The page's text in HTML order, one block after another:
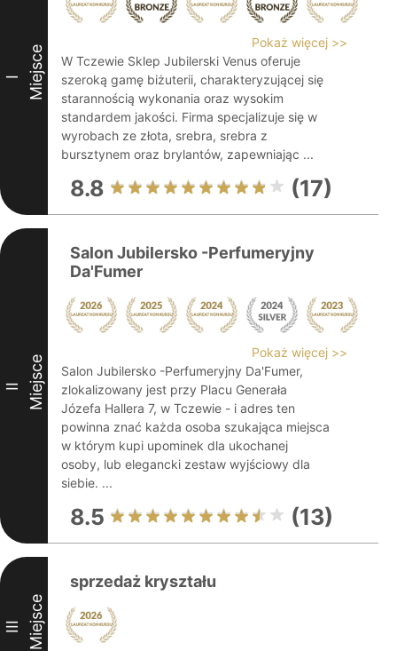
I Miejsce
Pokaż więcej >>
W Tczewie Sklep Jubilerski Venus oferuje
szeroką gamę biżuterii, charakteryzującej się
starannością wykonania oraz wysokim
standardem jakości. Firma specjalizuje się w
wyrobach ze złota, srebra, srebra z
bursztynem oraz brylantów, zapewniając ...
8.8 (17)
II Miejsce
Salon Jubilersko -Perfumeryjny
Da'Fumer
Pokaż więcej >>
Salon Jubilersko -Perfumeryjny Da'Fumer,
zlokalizowany jest przy Placu Generała
Józefa Hallera 7, w Tczewie - i adres ten
powinna znać każda osoba szukająca miejsca
w którym kupi upominek dla ukochanej
osoby, lub elegancki zestaw wyjściowy dla
siebie. ...
8.5 (13)
III Miejsce
sprzedaż kryształu